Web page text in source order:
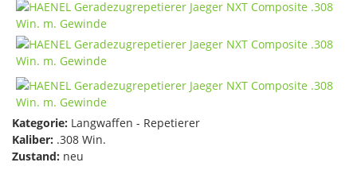
Kategorie: Langwaffen - Repetierer
Kaliber: .308 Win.
Zustand: neu